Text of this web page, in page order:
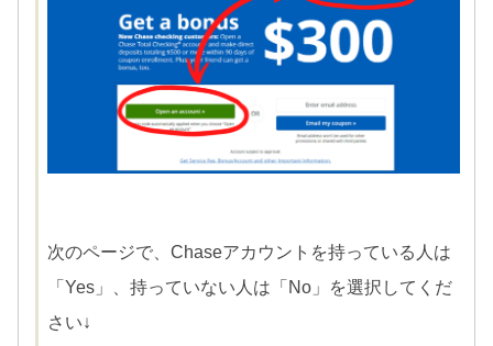
次のページで、Chaseアカウントを持っている人は
「Yes」、持っていない人は「No」を選択してくだ
さい↓